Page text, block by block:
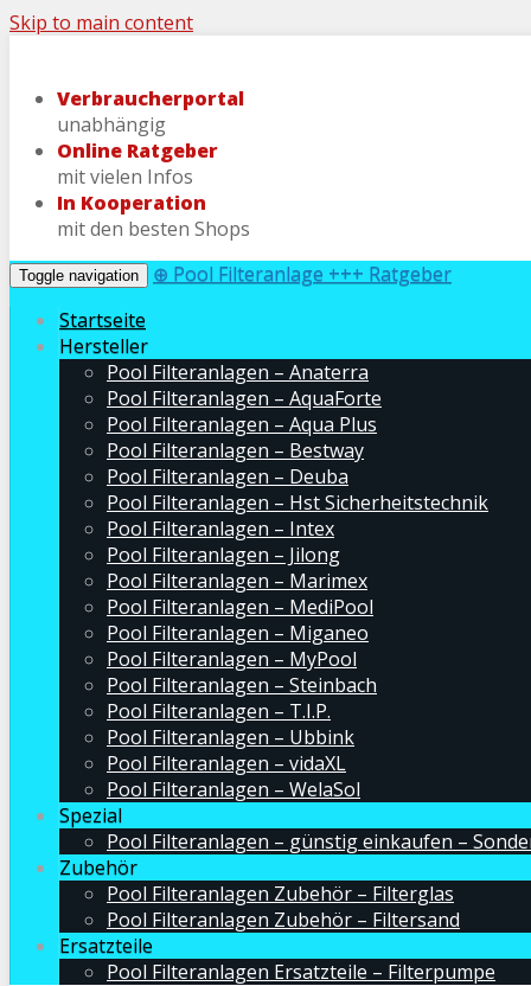
Skip to main content
Verbraucherportal
unabhängig
Online Ratgeber
mit vielen Infos
In Kooperation
mit den besten Shops
Toggle navigation
⊕ Pool Filteranlage +++ Ratgeber
Startseite
Hersteller
Pool Filteranlagen – Anaterra
Pool Filteranlagen – AquaForte
Pool Filteranlagen – Aqua Plus
Pool Filteranlagen – Bestway
Pool Filteranlagen – Deuba
Pool Filteranlagen – Hst Sicherheitstechnik
Pool Filteranlagen – Intex
Pool Filteranlagen – Jilong
Pool Filteranlagen – Marimex
Pool Filteranlagen – MediPool
Pool Filteranlagen – Miganeo
Pool Filteranlagen – MyPool
Pool Filteranlagen – Steinbach
Pool Filteranlagen – T.I.P.
Pool Filteranlagen – Ubbink
Pool Filteranlagen – vidaXL
Pool Filteranlagen – WelaSol
Spezial
Pool Filteranlagen – günstig einkaufen –
Zubehör
Pool Filteranlagen Zubehör – Filterglas
Pool Filteranlagen Zubehör – Filtersand
Ersatzteile
Pool Filteranlagen Ersatzteile – Filterpumpe